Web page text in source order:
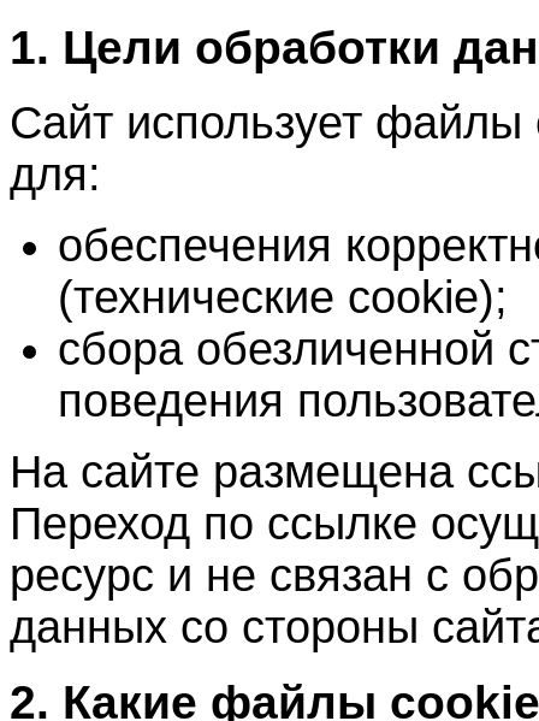
1. Цели обработки
Сайт использует файлы
для:
обеспечения
(технические cookie);
сбора обезличенной
поведения
На сайте размещена
Переход по ссылке
ресурс и не связан с
данных со стороны
2. Какие файлы